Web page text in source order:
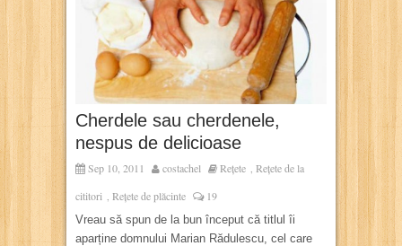
Cherdele sau cherdenele,
nespus de delicioase
Sep 10, 2011 costachel Rețete
Rețete de la
cititori
Rețete de plăcinte 19
Vreau să spun de la bun început că titlul îi
aparține domnului Marian Rădulescu, cel care